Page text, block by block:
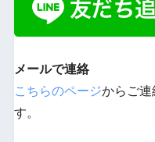
メールで連絡
こちらのページからご連
す。